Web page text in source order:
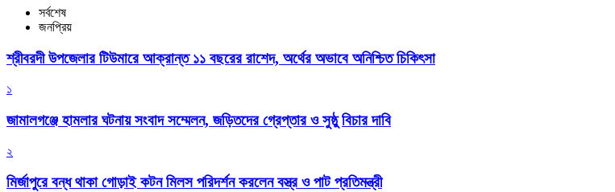
সর্বশেষ
জনপ্রিয়
শ্রীবরদী উপজেলার টিউমারে আক্রান্ত ১১ বছরের রাশেদ, অর্থের অভাবে অনিশ্চিত চিকিৎসা
১
জামালগঞ্জে হামলার ঘটনায় সংবাদ সম্মেলন, জড়িতদের গ্রেপ্তার ও সুষ্ঠু বিচার দাবি
২
মির্জাপুরে বন্ধ থাকা গোড়াই কটন মিলস পরিদর্শন করলেন বস্ত্র ও পাট প্রতিমন্ত্রী